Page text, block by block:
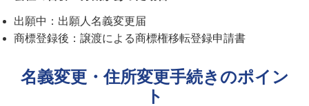
出願中：出願人名義変更届
商標登録後：譲渡による商標権移転登録申請書
名義変更・住所変更手続きのポイン
ト